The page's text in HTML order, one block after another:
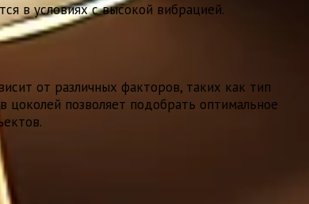
в условиях с высокой вибрацией.
от различных факторов, таких как тип
цоколей позволяет подобрать оптимальное